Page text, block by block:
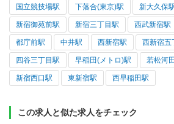
国立競技場駅 下落合(東京)駅 新大久保
新宿御苑前駅 新宿三丁目駅 西武新宿駅
都庁前駅 中井駅 西新宿駅 西新宿五
四谷三丁目駅 早稲田(メトロ)駅 若松河
新宿西口駅 東新宿駅 西早稲田駅
この求人と似た求人をチェック